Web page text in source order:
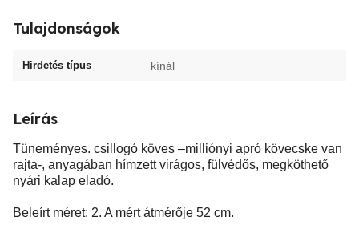
Tulajdonságok
Hirdetés típus kínál
Leírás
Tüneményes. csillogó köves –milliónyi apró kövecske van
rajta-, anyagában hímzett virágos, fülvédős, megköthető
nyári kalap eladó.
Beleírt méret: 2. A mért átmérője 52 cm.